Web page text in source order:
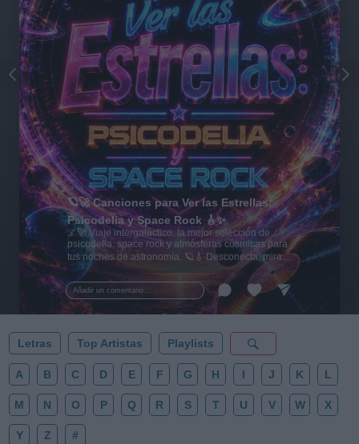
Añadir un comentario ...
🪐🚀 Canciones para Ver las Estrellas:
Psicodelia y Space Rock 🎸✨
🌌🚀 Viaje intergaláctico: la mejor selección de
psicodelia, space rock y atmósferas cósmicas para
tus noches de astronomía. 🪐🎸 Desconecta, mira
al firmamento y siente la gravedad cero. 💾 ¡Guarda
esta colección para tu próxima noche estrellada!
✨⭐
Letras Top Artistas Playlists
A B C D E F G H I J K L
M N O P Q R S T U V W X
Y Z #